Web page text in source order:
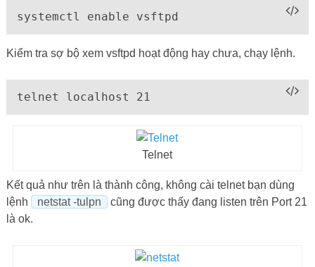
systemctl enable vsftpd
Kiểm tra sợ bộ xem vsftpd hoạt động hay chưa, chạy lệnh.
telnet localhost 21
Telnet
Kết quả như trên là thành công, không cài telnet bạn dùng
lệnh
netstat -tulpn
cũng được thấy đang listen trên Port 21
là ok.